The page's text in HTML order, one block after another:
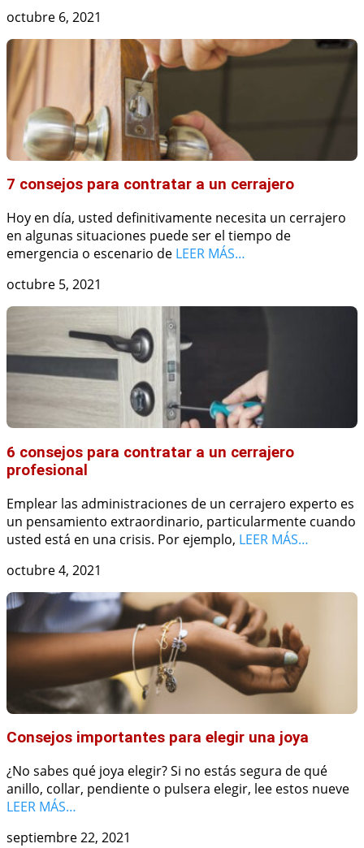
octubre 6, 2021
7 consejos para contratar a un cerrajero
Hoy en día, usted definitivamente necesita un cerrajero
en algunas situaciones puede ser el tiempo de
emergencia o escenario de LEER MÁS…
octubre 5, 2021
6 consejos para contratar a un cerrajero
profesional
Emplear las administraciones de un cerrajero experto es
un pensamiento extraordinario, particularmente cuando
usted está en una crisis. Por ejemplo, LEER MÁS…
octubre 4, 2021
Consejos importantes para elegir una joya
¿No sabes qué joya elegir? Si no estás segura de qué
anillo, collar, pendiente o pulsera elegir, lee estos nueve
LEER MÁS…
septiembre 22, 2021